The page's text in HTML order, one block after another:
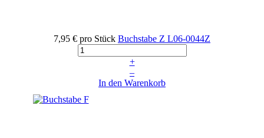
7,95 € pro Stück Buchstabe Z L06-0044Z
+
–
In den Warenkorb